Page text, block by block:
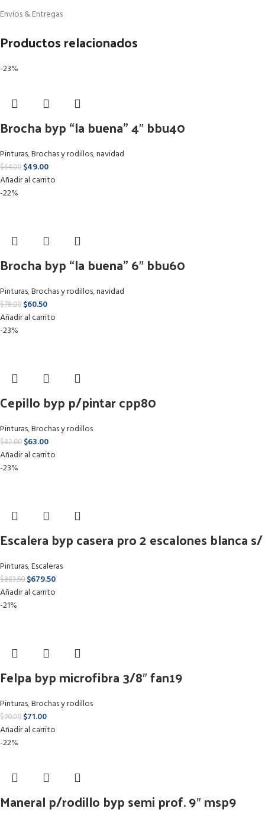
Envíos & Entregas
Productos relacionados
-23%
Brocha byp “la buena” 4″ bbu40
Pinturas,Brochas y rodillos,navidad
$64.00 $49.00
Añadir al carrito
-22%
Brocha byp “la buena” 6″ bbu60
Pinturas,Brochas y rodillos,navidad
$78.00 $60.50
Añadir al carrito
-23%
Cepillo byp p/pintar cpp80
Pinturas,Brochas y rodillos
$82.00 $63.00
Añadir al carrito
-23%
Escalera byp casera pro 2 escalones blanca s/
barandal eem2
Pinturas,Escaleras
$883.50 $679.50
Añadir al carrito
-21%
Felpa byp microfibra 3/8″ fan19
Pinturas,Brochas y rodillos
$90.00 $71.00
Añadir al carrito
-22%
Maneral p/rodillo byp semi prof. 9″ msp9